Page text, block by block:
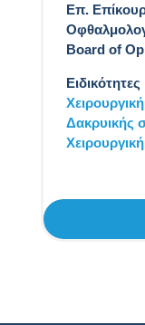
Επ.
Board of
Ειδικότητες
Δακρυικής
Χειρουργική